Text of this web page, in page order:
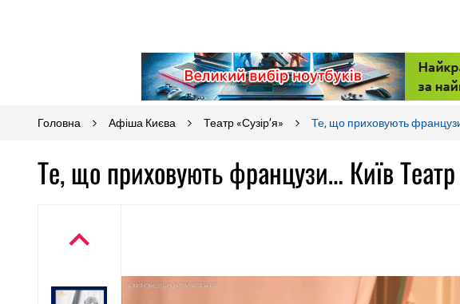
Головна Афіша Києва Театр «Сузір’я» Те, що приховують
Те, що приховують французи… Київ Театр